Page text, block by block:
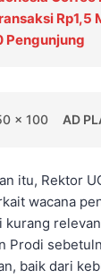
Rp1,5
Pengunjung
x 100 AD
itu, Rektor
wacana
Prodi
baik dari